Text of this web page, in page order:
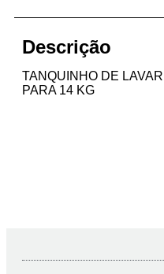
Descrição
TANQUINHO DE
PARA 14 KG